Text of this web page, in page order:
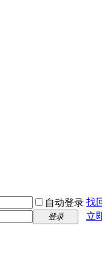
自动登录 找
登录
立